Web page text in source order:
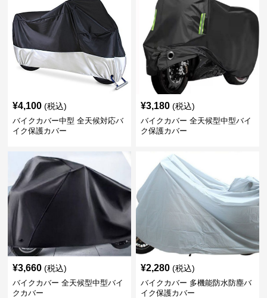
¥4,100 (税込)
バイクカバー中型 全天候対応バ
イク保護カバー
¥3,180 (税込)
バイクカバー 全天候型中型バイ
ク保護カバー
¥3,660 (税込)
バイクカバー 全天候型中型バイ
クカバー
¥2,280 (税込)
バイクカバー 多機能防水防塵バ
イク保護カバー